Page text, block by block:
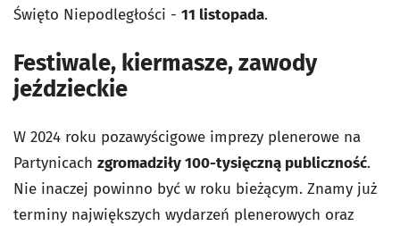
Święto Niepodległości - 11 listopada.
Festiwale, kiermasze, zawody
jeździeckie
W 2024 roku pozawyścigowe imprezy plenerowe na
Partynicach zgromadziły 100-tysięczną publiczność.
Nie inaczej powinno być w roku bieżącym. Znamy już
terminy największych wydarzeń plenerowych oraz